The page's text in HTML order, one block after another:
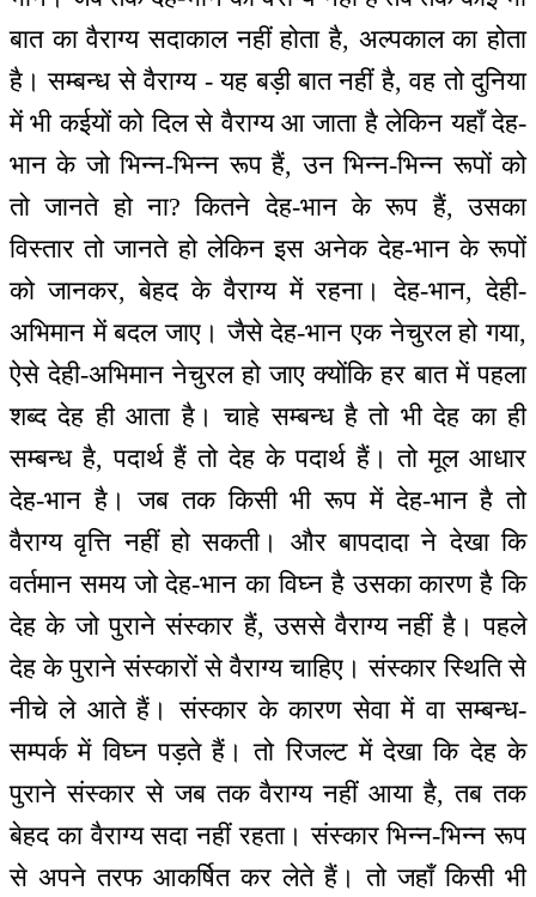
बात का वैराग्य सदाकाल नहीं होता है, अल्पकाल का होता
है। सम्बन्ध से वैराग्य - यह बड़ी बात नहीं है, वह तो दुनिया
में भी कईयों को दिल से वैराग्य आ जाता है लेकिन यहाँ देह-
भान के जो भिन्न-भिन्न रूप हैं, उन भिन्न-भिन्न रूपों को
तो जानते हो ना? कितने देह-भान के रूप हैं, उसका
विस्तार तो जानते हो लेकिन इस अनेक देह-भान के रूपों
को जानकर, बेहद के वैराग्य में रहना। देह-भान, देही-
अभिमान में बदल जाए। जैसे देह-भान एक नेचुरल हो गया,
ऐसे देही-अभिमान नेचुरल हो जाए क्योंकि हर बात में पहला
शब्द देह ही आता है। चाहे सम्बन्ध है तो भी देह का ही
सम्बन्ध है, पदार्थ हैं तो देह के पदार्थ हैं। तो मूल आधार
देह-भान है। जब तक किसी भी रूप में देह-भान है तो
वैराग्य वृत्ति नहीं हो सकती। और बापदादा ने देखा कि
वर्तमान समय जो देह-भान का विघ्न है उसका कारण है कि
देह के जो पुराने संस्कार हैं, उससे वैराग्य नहीं है। पहले
देह के पुराने संस्कारों से वैराग्य चाहिए। संस्कार स्थिति से
नीचे ले आते हैं। संस्कार के कारण सेवा में वा सम्बन्ध-
सम्पर्क में विघ्न पड़ते हैं। तो रिजल्ट में देखा कि देह के
पुराने संस्कार से जब तक वैराग्य नहीं आया है, तब तक
बेहद का वैराग्य सदा नहीं रहता। संस्कार भिन्न-भिन्न रूप
से अपने तरफ आकर्षित कर लेते हैं। तो जहाँ किसी भी